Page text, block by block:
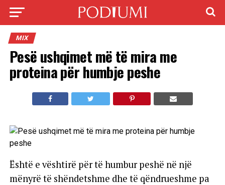
MIX
Pesë ushqimet më të mira me
proteina për humbje peshe
Është e vështirë për të humbur peshë në një
mënyrë të shëndetshme dhe të qëndrueshme pa